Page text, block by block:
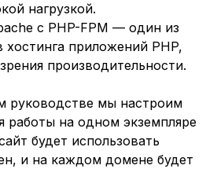
нагрузкой.
с PHP-FPM — один из
приложений PHP,
производительности.
руководстве мы настроим
работы на одном экземпляре
будет использовать
и на каждом домене будет